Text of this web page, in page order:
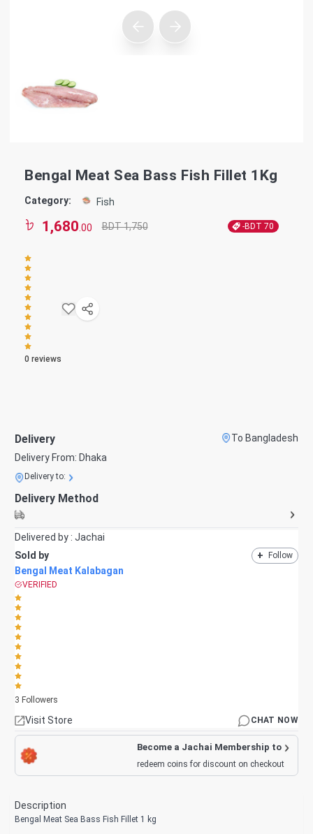
Bengal Meat Sea Bass Fish Fillet 1Kg
Category: Fish
1,680 .00 BDT 1,750 -BDT 70
0 reviews
Delivery
To Bangladesh
Delivery From: Dhaka
Delivery to:
Delivery Method
Delivered by : Jachai
Sold by
+ Follow
Bengal Meat Kalabagan
VERIFIED
3 Followers
Visit Store CHAT NOW
Become a Jachai Membership to
redeem coins for discount on checkout
Description
Bengal Meat Sea Bass Fish Fillet 1 kg